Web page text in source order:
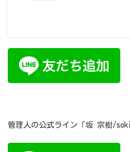
管理人の公式ライン「坂 宗樹/soki